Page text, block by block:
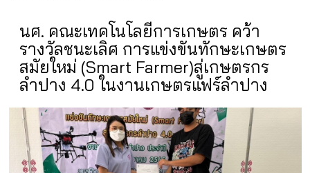
นศ. คณะเทคโนโลยีการเกษตร คว้า
รางวัลชนะเลิศ การแข่งขันทักษะเกษตร
สมัยใหม่ (Smart Farmer)สู่เกษตรกร
ลำปาง 4.0 ในงานเกษตรแฟร์ลำปาง